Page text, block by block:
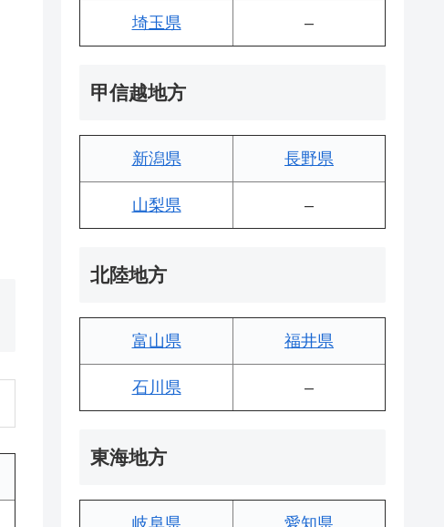
埼玉県 –
甲信越地方
新潟県 長野県
山梨県 –
北陸地方
富山県 福井県
石川県 –
東海地方
岐阜県 愛知県